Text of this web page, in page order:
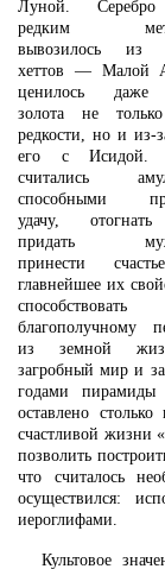
Луной.
редким
вывозилось из
хеттов — Малой
ценилось
золота не
редкости, но и из-
его с Исидой.
считались
способными
удачу,
придать
принести
главнейшее их
способствовать
благополучному
из земной
загробный мир и
годами пирамиды
оставлено
счастливой жизни
позволить
что считалось
осуществился:
иероглифами.
Культовое